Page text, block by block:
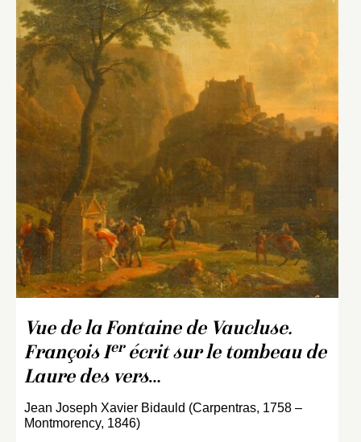
Vue de la Fontaine de Vaucluse.
François Ierécrit sur le tombeau de
Laure des vers…
Jean Joseph Xavier Bidauld (Carpentras, 1758 –
Montmorency, 1846)